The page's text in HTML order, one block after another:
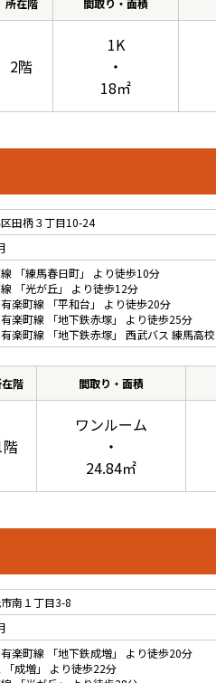
所在階 間取り・面積
2階
1K
・
18㎡
田柄３丁目10-24
「練馬春日町」 より徒歩10分
「光が丘」 より徒歩12分
楽町線 「平和台 」 より徒歩20分
楽町線 「地下鉄赤塚」 より徒歩25分
楽町線 「地下鉄赤塚」 西武バス 練馬高校
階 間取り・面積
階
ワンルーム
・
24.84㎡
南１丁目3-8
楽町線 「地下鉄成増」 より徒歩20分
「成増」 より徒歩22分